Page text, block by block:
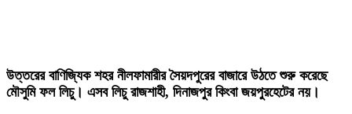
উত্তরের বাণিজ্যিক শহর নীলফামারীর সৈয়দপুরের বাজারে উঠতে শুরু করেছে
মৌসুমি ফল লিচু। এসব লিচু রাজশাহী, দিনাজপুর কিংবা জয়পুরহেটের নয়।